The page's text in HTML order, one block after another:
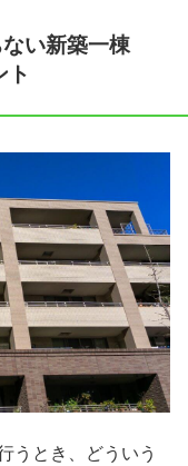
る質問
い新築一棟
ト
うとき、どういう